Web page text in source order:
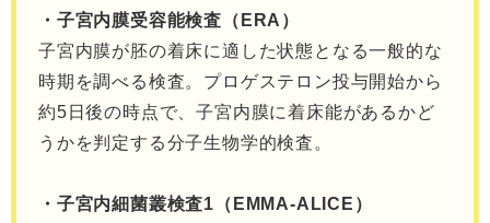
・子宮内膜受容能検査（ERA）
子宮内膜が胚の着床に適した状態となる一般的な
時期を調べる検査。プロゲステロン投与開始から
約5日後の時点で、子宮内膜に着床能があるかど
うかを判定する分子生物学的検査。
・子宮内細菌叢検査1（EMMA-ALICE）